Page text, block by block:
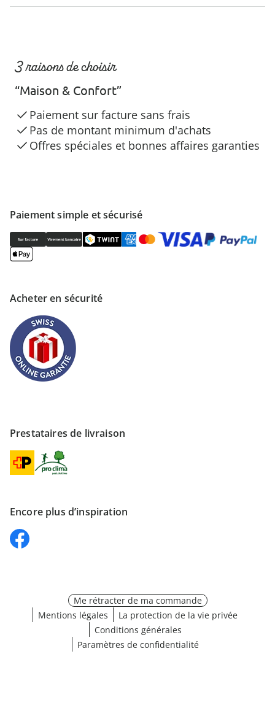
Paiement simple et sécurisé
Acheter en sécurité
Prestataires de livraison
Encore plus d’inspiration
3 raisons de choisir
“Maison & Confort”
Paiement sur facture sans frais
Pas de montant minimum d'achats
Offres spéciales et bonnes affaires garanties
Me rétracter de ma commande
Mentions légales
La protection de la vie privée
Conditions générales
Paramètres de confidentialité